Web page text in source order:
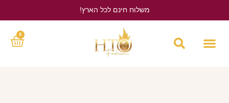
משלוח חינם לכל הארץ!
0